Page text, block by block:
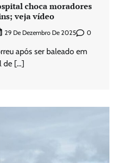
choca moradores
veja vídeo
29 De Dezembro De 2025 0
após ser baleado em
de […]